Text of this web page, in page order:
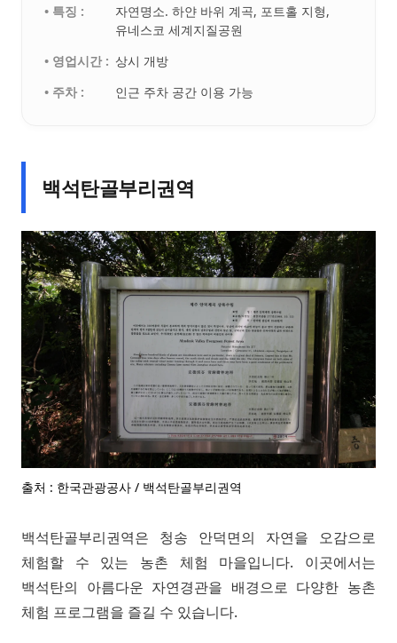
• 특징 :
자연명소. 하얀 바위 계곡, 포트홀 지형,
유네스코 세계지질공원
• 영업시간 : 상시 개방
• 주차 :
인근 주차 공간 이용 가능
백석탄골부리권역
출처 : 한국관광공사 / 백석탄골부리권역
백석탄골부리권역은 청송 안덕면의 자연을 오감으로
체험할 수 있는 농촌 체험 마을입니다. 이곳에서는
백석탄의 아름다운 자연경관을 배경으로 다양한 농촌
체험 프로그램을 즐길 수 있습니다.